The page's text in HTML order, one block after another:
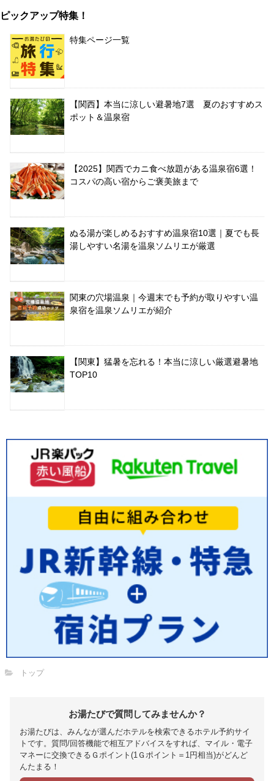
ピックアップ特集！
特集ページ一覧
【関西】本当に涼しい避暑地7選 夏のおすすめス
ポット＆温泉宿
【2025】関西でカニ食べ放題がある温泉宿6選！
コスパの高い宿からご褒美旅まで
ぬる湯が楽しめるおすすめ温泉宿10選｜夏でも長
湯しやすい名湯を温泉ソムリエが厳選
関東の穴場温泉｜今週末でも予約が取りやすい温
泉宿を温泉ソムリエが紹介
【関東】猛暑を忘れる！本当に涼しい厳選避暑地
TOP10
トップ
お湯たびで質問してみませんか？
お湯たびは、みんなが選んだホテルを検索できるホテル予約サイ
トです。質問/回答機能で相互アドバイスをすれば、マイル・電子
マネーに交換できるＧポイント(1Ｇポイント＝1円相当)がどんど
んたまる！